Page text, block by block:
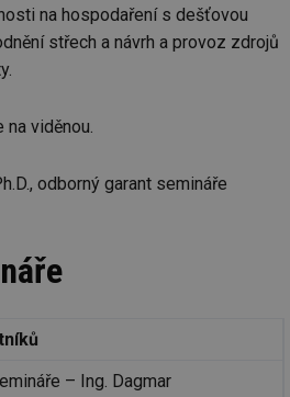
na hospodaření s dešťovou
střech a návrh a provoz zdrojů
viděnou.
odborný garant semináře
– Ing. Dagmar